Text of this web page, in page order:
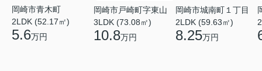
岡崎市青木町
2LDK (52.17㎡)
5.6万円
岡崎市戸崎町字東山
3LDK (73.08㎡)
10.8万円
岡崎市城南町１丁目
2LDK (59.63㎡)
8.25万円